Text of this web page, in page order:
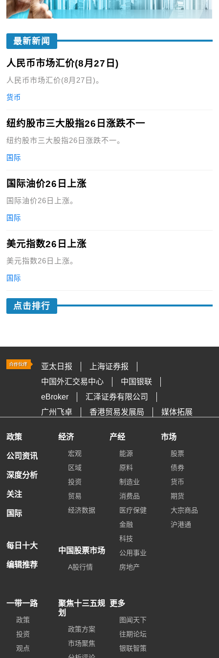
最新新闻
人民币市场汇价(8月27日)
人民币市场汇价(8月27日)。
货币
纽约股市三大股指26日涨跌不一
纽约股市三大股指26日涨跌不一。
国际
国际油价26日上涨
国际油价26日上涨。
国际
美元指数26日上涨
美元指数26日上涨。
国际
点击排行
亚太日报
上海证券报
中国外汇交易中心
中国银联
eBroker
汇泽证券有限公司
广州飞卓
香港贸易发展局 媒体拓展
政策
公司资讯
深度分析
关注
国际
每日十大
编辑推荐
经济
宏观
区域
投资
贸易
经济数据
中国股票市场
A股行情
产经
能源
原料
制造业
消费品
医疗保健
金融
科技
公用事业
房地产
市场
股票
债券
货币
期货
大宗商品
沪港通
一带一路
政策
投资
观点
聚焦十三五规
划
政策方案
市场聚焦
更多
图闻天下
往期论坛
银联智策